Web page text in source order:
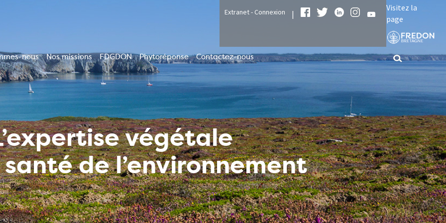
Extranet - Connexion |
Visitez la
page
nous Nos missions FDGDON Phytoréponse Contactez-nous
végétale
de l’environnement